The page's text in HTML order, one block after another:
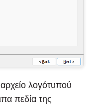
λογότυπού
πεδία της